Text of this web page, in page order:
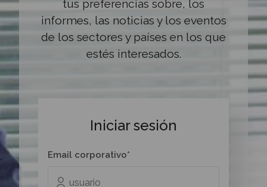
tus preferencias sobre, los
informes, las noticias y los eventos
de los sectores y países en los que
estés interesados.
Iniciar sesión
Email corporativo*